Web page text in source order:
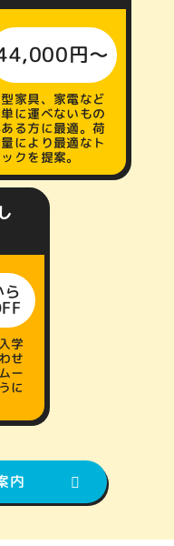
円〜
家具、家電など
に運べないもの
る方に最適。荷
により最適なト
クを提案。
学
せ
ー
に
内